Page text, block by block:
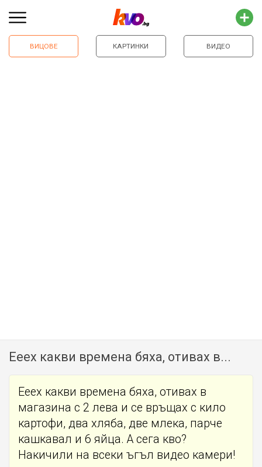
ВИЦОВЕ КАРТИНКИ ВИДЕО
Ееех какви времена бяха, отивах в...
Ееех какви времена бяха, отивах в
магазина с 2 лева и се връщах с кило
картофи, два хляба, две млека, парче
кашкавал и 6 яйца. А сега кво?
Накичили на всеки ъгъл видео камери!